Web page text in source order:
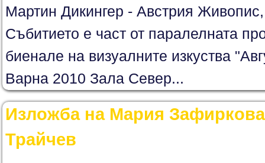
Мартин Дикингер - Австрия
Събитието е част от паралелната
биенале на визуалните изкуства
Варна 2010 Зала Север...
Изложба на Мария
Трайчев